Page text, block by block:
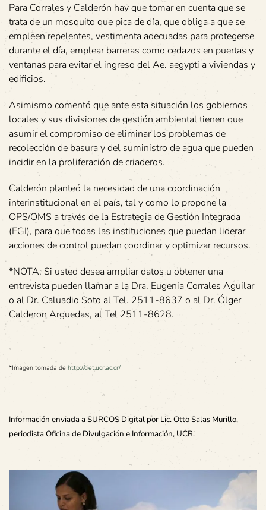
Para Corrales y Calderón hay que tomar en cuenta que se
trata de un mosquito que pica de día, que obliga a que se
empleen repelentes, vestimenta adecuadas para protegerse
durante el día, emplear barreras como cedazos en puertas y
ventanas para evitar el ingreso del Ae. aegypti a viviendas y
edificios.
Asimismo comentó que ante esta situación los gobiernos
locales y sus divisiones de gestión ambiental tienen que
asumir el compromiso de eliminar los problemas de
recolección de basura y del suministro de agua que pueden
incidir en la proliferación de criaderos.
Calderón planteó la necesidad de una coordinación
interinstitucional en el país, tal y como lo propone la
OPS/OMS a través de la Estrategia de Gestión Integrada
(EGI), para que todas las instituciones que puedan liderar
acciones de control puedan coordinar y optimizar recursos.
*NOTA: Si usted desea ampliar datos u obtener una
entrevista pueden llamar a la Dra. Eugenia Corrales Aguilar
o al Dr. Caluadio Soto al Tel. 2511-8637 o al Dr. Ólger
Calderon Arguedas, al Tel 2511-8628.
*Imagen tomada de http://ciet.ucr.ac.cr/
Información enviada a SURCOS Digital por Lic. Otto Salas Murillo,
periodista Oficina de Divulgación e Información, UCR.